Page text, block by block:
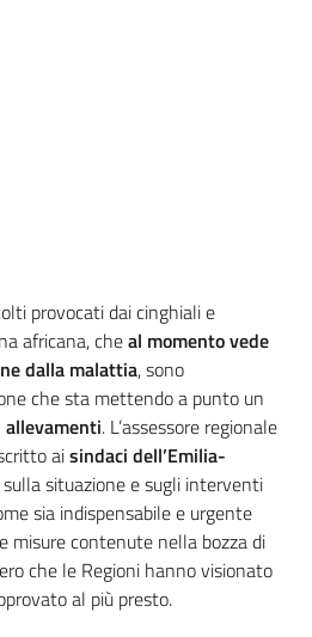
provocati dai cinghiali e
africana, cheal momento vede
dalla malattia, sono
che sta mettendo a punto un
allevamenti. L’assessore regionale
aisindaci dell’Emilia-
situazione e sugli interventi
sia indispensabile e urgente
misure contenute nella bozza di
che le Regioni hanno visionato
al più presto.